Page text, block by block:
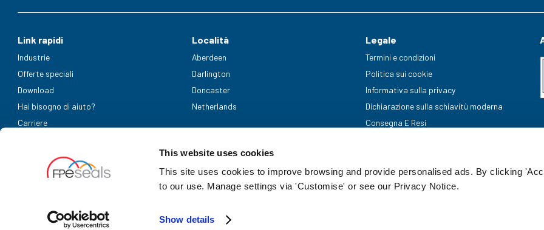
This website uses cookies
This site uses cookies to improve browsing and provide personalised ads. By clicking
to our use. Manage settings via 'Customise' or see our Privacy Notice.
Show details
Link rapidi
Industrie
Offerte speciali
Download
Hai bisogno di aiuto?
Carriere
Località
Aberdeen
Darlington
Doncaster
Netherlands
Legale
Termini e condizioni
Politica sui cookie
Informativa sulla privacy
Dichiarazione sulla schiavitù moderna
Consegna E Resi
UK Company Registration Number: 3725829 | NL bedrijfsregistratienummer: 20085499